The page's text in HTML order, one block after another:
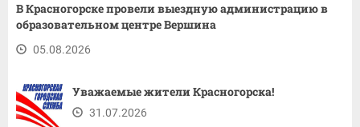
В Красногорске провели выездную администрацию в
образовательном центре Вершина
05.08.2026
Уважаемые жители Красногорска!
31.07.2026